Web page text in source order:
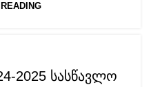
2025 სასწავლო